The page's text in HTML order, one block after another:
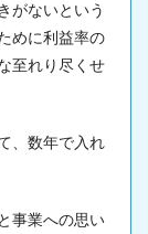
がないという
めに利益率の
至れり尽くせ
、数年で入れ
事業への思い